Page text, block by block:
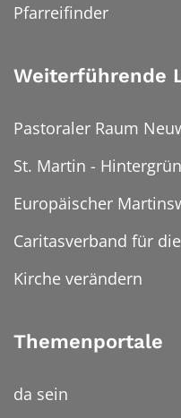
Pfarreifinder
Weiterführende
Pastoraler Raum
St. Martin -
Europäischer
Caritasverband für
Kirche verändern
Themenportale
da sein